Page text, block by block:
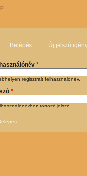
hely
Belépés (aktív fül)Új jelszó
*
regisztrált felhasználónév.
*
tartozó jelszó.